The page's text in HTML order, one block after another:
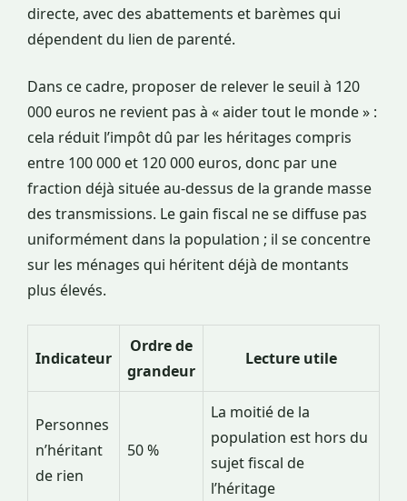
directe, avec des abattements et barèmes qui
dépendent du lien de parenté.
Dans ce cadre, proposer de relever le seuil à 120
000 euros ne revient pas à « aider tout le monde » :
cela réduit l’impôt dû par les héritages compris
entre 100 000 et 120 000 euros, donc par une
fraction déjà située au-dessus de la grande masse
des transmissions. Le gain fiscal ne se diffuse pas
uniformément dans la population ; il se concentre
sur les ménages qui héritent déjà de montants
plus élevés.
Indicateur
Ordre de
grandeur
Lecture utile
Personnes
n’héritant
de rien
50 %
La moitié de la
population est hors du
sujet fiscal de
l’héritage